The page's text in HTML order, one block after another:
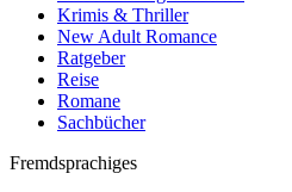
Krimis & Thriller
New Adult Romance
Ratgeber
Reise
Romane
Sachbücher
Fremdsprachiges